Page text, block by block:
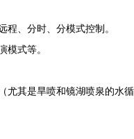
、分时、分模式控制。
模式等。
尤其是旱喷和镜湖喷泉的水循